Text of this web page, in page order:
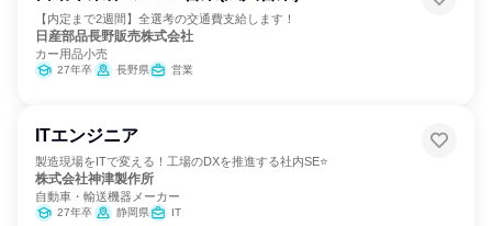
【内定まで2週間】全選考の交通費支給します！
日産部品長野販売株式会社
カー用品小売
27年卒 長野県 営業
ITエンジニア
製造現場をITで変える！工場のDXを推進する社内SE⭐
株式会社神津製作所
自動車・輸送機器メーカー
27年卒 静岡県 IT